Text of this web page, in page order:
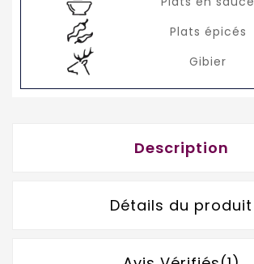
Plats épicés
Gibier
Description
Détails du produit